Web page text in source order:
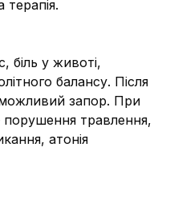
біль у животі,
балансу. Після
запор. При
порушення травлення,
атонія